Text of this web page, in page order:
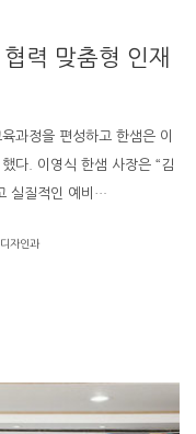
력 맞춤형 인재
과정을 편성하고 한샘은 이
다. 이영식 한샘 사장은 “김
실질적인 예비…
자인과